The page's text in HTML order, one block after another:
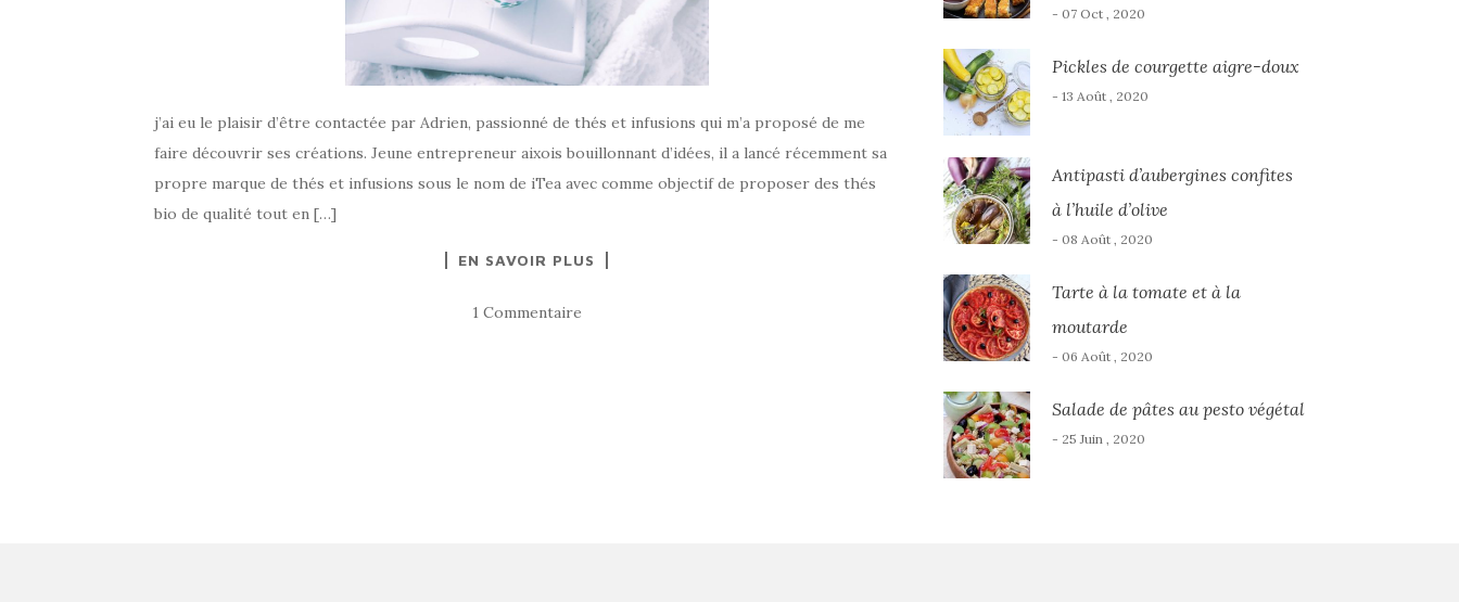
j’ai eu le plaisir d’être contactée par Adrien, passionné de thés et infusions qui m’a proposé de me
faire découvrir ses créations. Jeune entrepreneur aixois bouillonnant d’idées, il a lancé récemment sa
propre marque de thés et infusions sous le nom de iTea avec comme objectif de proposer des thés
bio de qualité tout en […]
EN SAVOIR PLUS
1 Commentaire
- 07 Oct , 2020
Pickles de courgette aigre-doux
- 13 Août , 2020
Antipasti d’aubergines confites
à l’huile d’olive
- 08 Août , 2020
Tarte à la tomate et à la
moutarde
- 06 Août , 2020
Salade de pâtes au pesto végétal
- 25 Juin , 2020